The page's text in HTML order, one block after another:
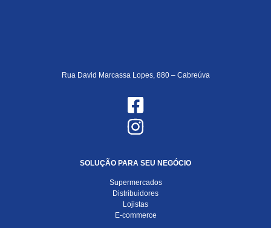
Rua David Marcassa Lopes, 880 – Cabreúva
SOLUÇÃO PARA SEU NEGÓCIO
Supermercados
Distribuidores
Lojistas
E-commerce